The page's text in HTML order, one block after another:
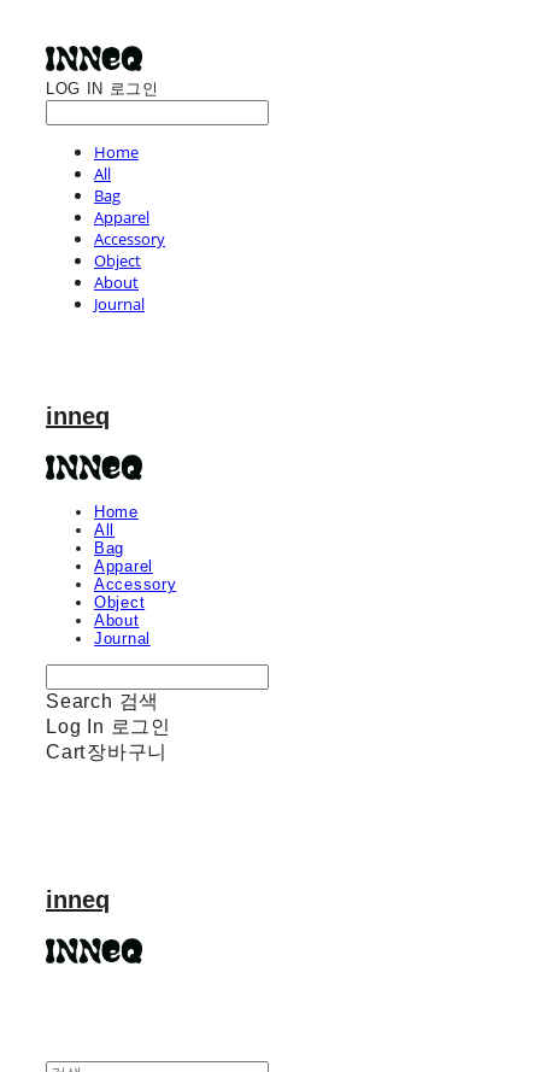
LOG IN 로그인
Home
All
Bag
Apparel
Accessory
Object
About
Journal
inneq
Home
All
Bag
Apparel
Accessory
Object
About
Journal
Search 검색
Log In 로그인
Cart장바구니
inneq